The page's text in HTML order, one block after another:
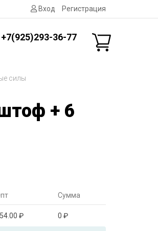
Вход Регистрация
36-77
силы
+ 6
Сумма
₽ 0 ₽